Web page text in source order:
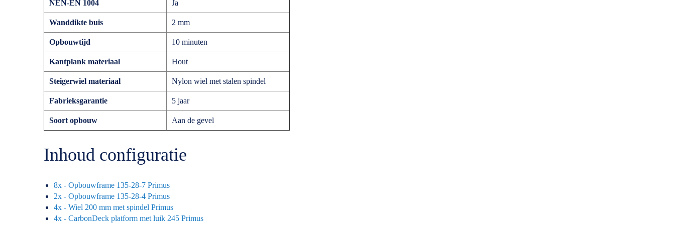
NEN-EN 1004 Ja
Wanddikte buis 2 mm
Opbouwtijd 10 minuten
Kantplank materiaal Hout
Steigerwiel materiaal Nylon wiel met stalen spindel
Fabrieksgarantie 5 jaar
Soort opbouw Aan de gevel
Inhoud configuratie
8x - Opbouwframe 135-28-7 Primus
2x - Opbouwframe 135-28-4 Primus
4x - Wiel 200 mm met spindel Primus
4x - CarbonDeck platform met luik 245 Primus